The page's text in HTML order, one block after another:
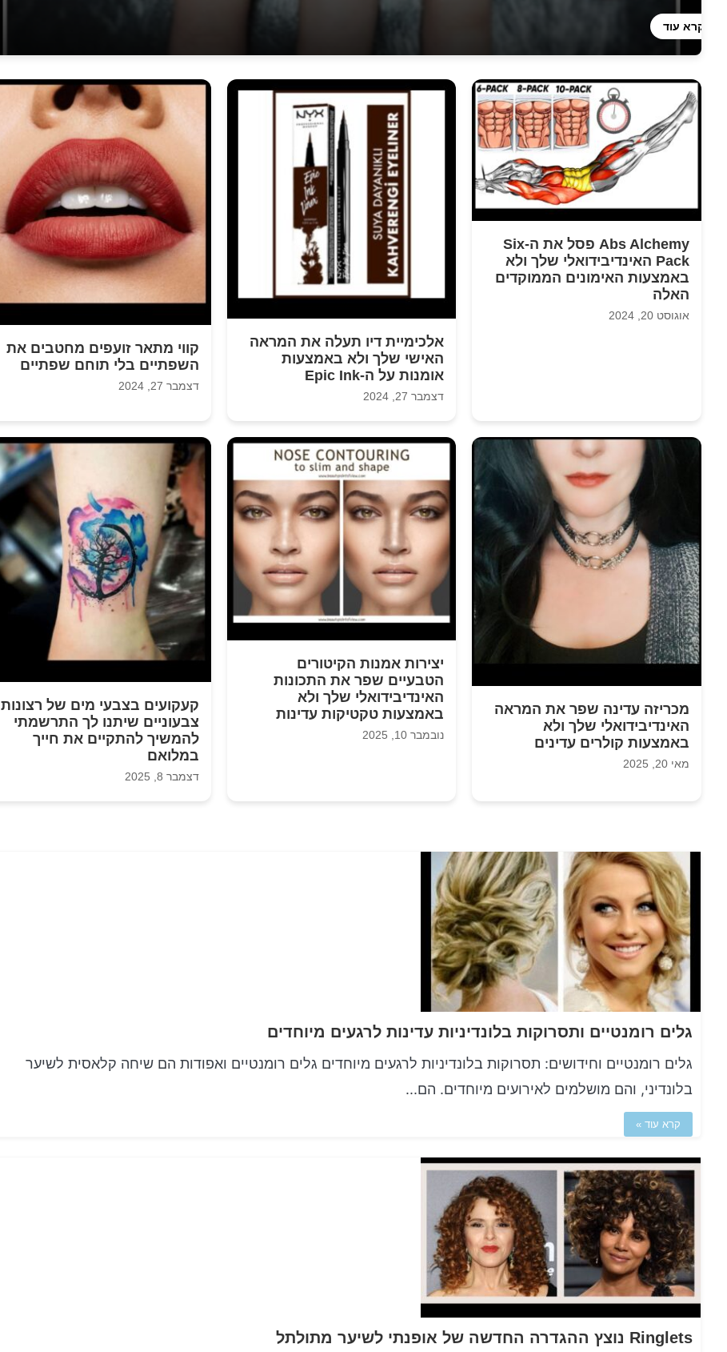
קרא עוד
Abs Alchemy פסל את ה-Six
Pack האינדיבידואלי שלך ולא
באמצעות האימונים הממוקדים
האלה
אוגוסט 20, 2024
אלכימיית דיו תעלה את המראה
האישי שלך ולא באמצעות
אומנות על ה-Epic Ink
דצמבר 27, 2024
קווי מתאר זועפים מחטבים את
השפתיים בלי תוחם שפתיים
דצמבר 27, 2024
מכריזה עדינה שפר את המראה
האינדיבידואלי שלך ולא
באמצעות קולרים עדינים
מאי 20, 2025
יצירות אמנות הקיטורים
הטבעיים שפר את התכונות
האינדיבידואלי שלך ולא
באמצעות טקטיקות עדינות
נובמבר 10, 2025
קעקועים בצבעי מים של רצונות
צבעוניים שיתנו לך התרשמתי
להמשיך להתקיים את חייך
במלואם
דצמבר 8, 2025
גלים רומנטיים ותסרוקות בלונדיניות עדינות לרגעים מיוחדים
גלים רומנטיים וחידושים: תסרוקות בלונדיניות לרגעים מיוחדים גלים רומנטיים ואפודות הם שיחה קלאסית לשיער
בלונדיני, והם מושלמים לאירועים מיוחדים. הם...
קרא עוד »
Ringlets נוצץ ההגדרה החדשה של אופנתי לשיער מתולתל